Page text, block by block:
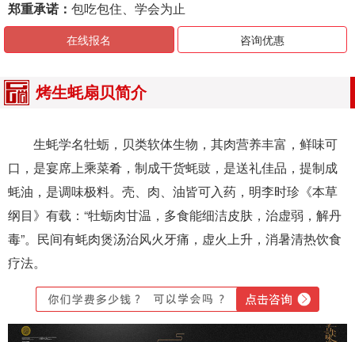
郑重承诺： 包吃包住、学会为止
在线报名 咨询优惠
烤生蚝扇贝简介
生蚝学名牡蛎，贝类软体生物，其肉营养丰富，鲜味可
口，是宴席上乘菜肴，制成干货蚝豉，是送礼佳品，提制成
蚝油，是调味极料。壳、肉、油皆可入药，明李时珍《本草
纲目》有载：“牡蛎肉甘温，多食能细洁皮肤，治虚弱，解丹
毒”。民间有蚝肉煲汤治风火牙痛，虚火上升，消暑清热饮食
疗法。